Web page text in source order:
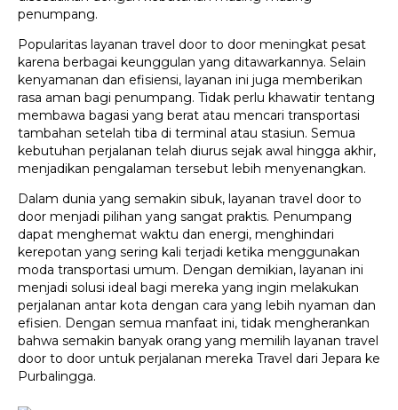
penumpang.
Popularitas layanan travel door to door meningkat pesat
karena berbagai keunggulan yang ditawarkannya. Selain
kenyamanan dan efisiensi, layanan ini juga memberikan
rasa aman bagi penumpang. Tidak perlu khawatir tentang
membawa bagasi yang berat atau mencari transportasi
tambahan setelah tiba di terminal atau stasiun. Semua
kebutuhan perjalanan telah diurus sejak awal hingga akhir,
menjadikan pengalaman tersebut lebih menyenangkan.
Dalam dunia yang semakin sibuk, layanan travel door to
door menjadi pilihan yang sangat praktis. Penumpang
dapat menghemat waktu dan energi, menghindari
kerepotan yang sering kali terjadi ketika menggunakan
moda transportasi umum. Dengan demikian, layanan ini
menjadi solusi ideal bagi mereka yang ingin melakukan
perjalanan antar kota dengan cara yang lebih nyaman dan
efisien. Dengan semua manfaat ini, tidak mengherankan
bahwa semakin banyak orang yang memilih layanan travel
door to door untuk perjalanan mereka Travel dari Jepara ke
Purbalingga.